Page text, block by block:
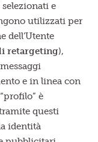
e
utilizzati per
dell’Utente
retargeting),
e in linea con
è
questi
identità